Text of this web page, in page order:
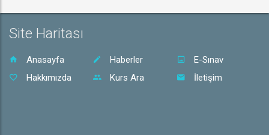
Site Haritası
Anasayfa Haberler
E-Sınav
Hakkımızda
Kurs Ara İletişim